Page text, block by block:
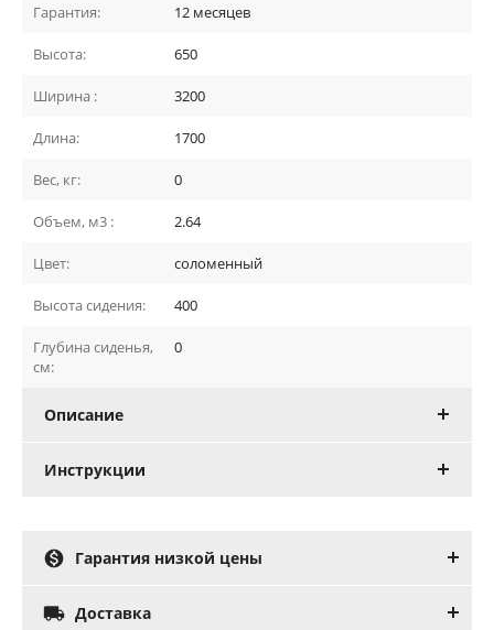
Гарантия: 12 месяцев
Высота: 650
Ширина : 3200
Длина: 1700
Вес, кг: 0
Объем, м3 : 2.64
Цвет: соломенный
Высота сидения: 400
Глубина сиденья,
см:
0
Описание
Инструкции
 Гарантия низкой цены
 Доставка